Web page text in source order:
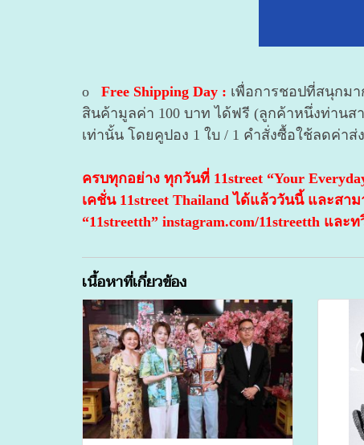
o Free Shipping Day : เพื่อการชอปที่สนุกม
สินค้ามูลค่า 100 บาท ได้ฟรี (ลูกค้าหนึ่งท่านส
เท่านั้น โดยคูปอง 1 ใบ / 1 คำสั่งซื้อใช้ลดค่า
ครบทุกอย่าง ทุกวันที่ 11street “Your
เคชั่น 11street Thailand ได้แล้ววันนี้ และสา
“11streetth” instagram.com/11streetth และ
เนื้อหาที่เกี่ยวข้อง